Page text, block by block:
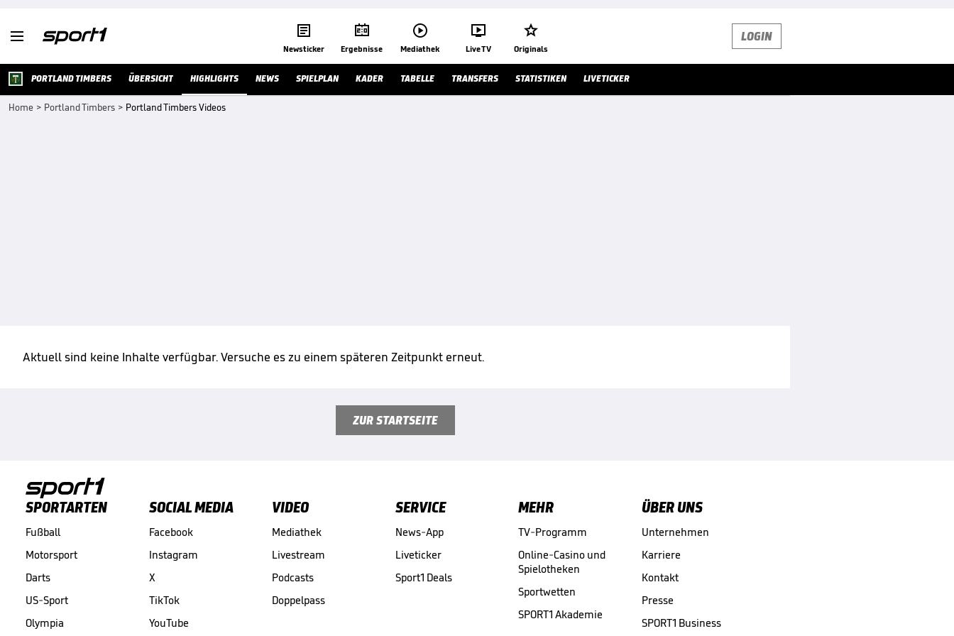
 
Newsticker

Ergebnisse

Mediathek

Live TV

Originals
LOGIN
PORTLAND TIMBERS ÜBERSICHT HIGHLIGHTS NEWS SPIELPLAN KADER TABELLE TRANSFERS STATISTIKEN LIVETICKER
Home > Portland Timbers > Portland Timbers Videos
Aktuell sind keine Inhalte verfügbar. Versuche es zu einem späteren Zeitpunkt erneut.
ZUR STARTSEITE
SPORTARTEN
Fußball
Motorsport
Darts
US-Sport
Olympia
SOCIAL MEDIA
Facebook
Instagram
X
TikTok
YouTube
VIDEO
Mediathek
Livestream
Podcasts
Doppelpass
SERVICE
News-App
Liveticker
Sport1 Deals
MEHR
TV-Programm
Online-Casino und
Spielotheken
Sportwetten
SPORT1 Akademie
ÜBER UNS
Unternehmen
Karriere
Kontakt
Presse
SPORT1 Business